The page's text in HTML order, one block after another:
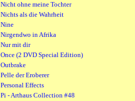
Nicht ohne meine Tochter
Nichts als die Wahrheit
Nine
Nirgendwo in Afrika
Nur mit dir
Once (2 DVD Special Edition)
Outbrake
Pelle der Eroberer
Personal Effects
Pi - Arthaus Collection #48